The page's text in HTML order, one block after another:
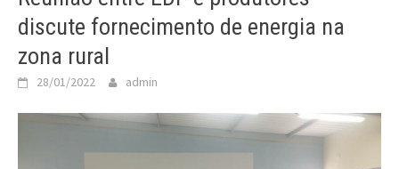
discute fornecimento de energia na
zona rural
28/01/2022 admin